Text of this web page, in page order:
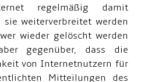
regelmäßig damit
sie weiterverbreitet werden
wieder gelöscht werden
gegenüber, dass die
von Internetnutzern für
Mitteilungen des